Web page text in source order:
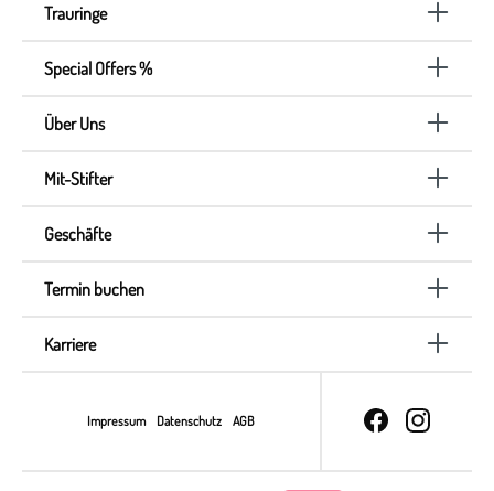
Trauringe
Special Offers %
Über Uns
Mit-Stifter
Geschäfte
Termin buchen
Karriere
Impressum Datenschutz AGB